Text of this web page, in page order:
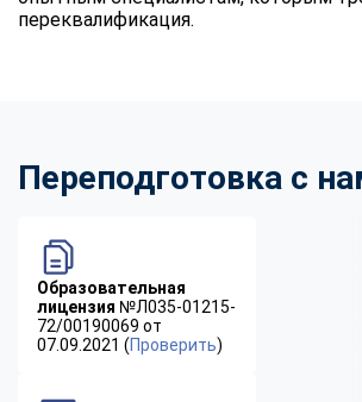
переквалификация.
Переподготовка с
Образовательная
лицензия №Л035-01215-
72/00190069 от
07.09.2021 (Проверить)